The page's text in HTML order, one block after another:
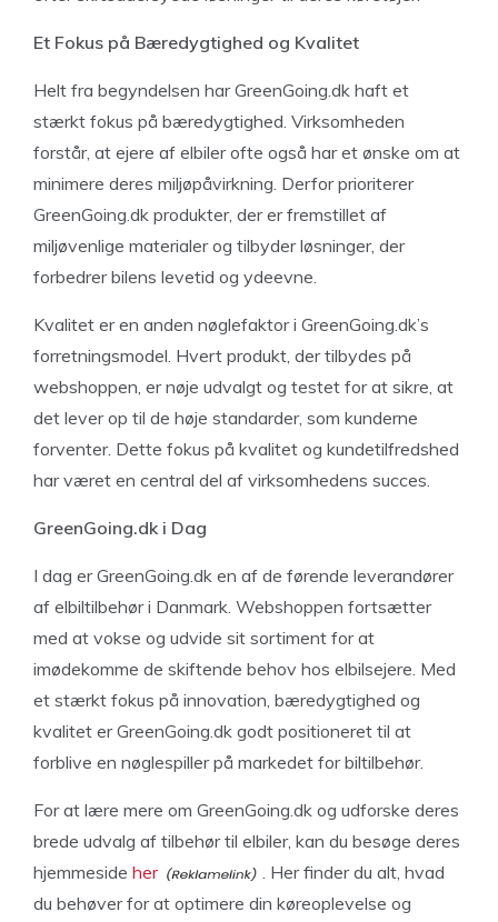
Et Fokus på Bæredygtighed og Kvalitet
Helt fra begyndelsen har GreenGoing.dk haft et
stærkt fokus på bæredygtighed. Virksomheden
forstår, at ejere af elbiler ofte også har et ønske om at
minimere deres miljøpåvirkning. Derfor prioriterer
GreenGoing.dk produkter, der er fremstillet af
miljøvenlige materialer og tilbyder løsninger, der
forbedrer bilens levetid og ydeevne.
Kvalitet er en anden nøglefaktor i GreenGoing.dk’s
forretningsmodel. Hvert produkt, der tilbydes på
webshoppen, er nøje udvalgt og testet for at sikre, at
det lever op til de høje standarder, som kunderne
forventer. Dette fokus på kvalitet og kundetilfredshed
har været en central del af virksomhedens succes.
GreenGoing.dk i Dag
I dag er GreenGoing.dk en af de førende leverandører
af elbiltilbehør i Danmark. Webshoppen fortsætter
med at vokse og udvide sit sortiment for at
imødekomme de skiftende behov hos elbilsejere. Med
et stærkt fokus på innovation, bæredygtighed og
kvalitet er GreenGoing.dk godt positioneret til at
forblive en nøglespiller på markedet for biltilbehør.
For at lære mere om GreenGoing.dk og udforske deres
brede udvalg af tilbehør til elbiler, kan du besøge deres
hjemmeside her
. Her finder du alt, hvad
du behøver for at optimere din køreoplevelse og